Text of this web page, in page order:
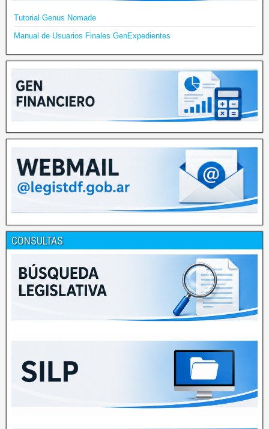
Tutorial Genus Nomade
Manual de Usuarios Finales GenExpedientes
CONSULTAS